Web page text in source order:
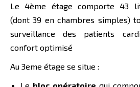
Le 4ème étage comporte 43
(dont 39 en chambres simples)
surveillance des patients
confort optimisé
Au 3eme étage se situe :